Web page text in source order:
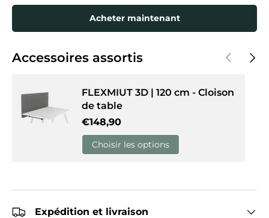
Acheter maintenant
Accessoires assortis Précédent
FLEXMIUT 3D | 120 cm - Cloison
de table
Prix habituel
€148,90
Choisir les options
Expédition et livraison